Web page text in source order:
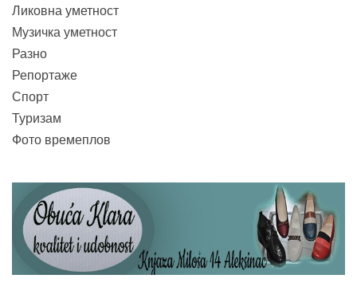
Ликовна уметност
Музичка уметност
Разно
Репортаже
Спорт
Туризам
Фото времеплов